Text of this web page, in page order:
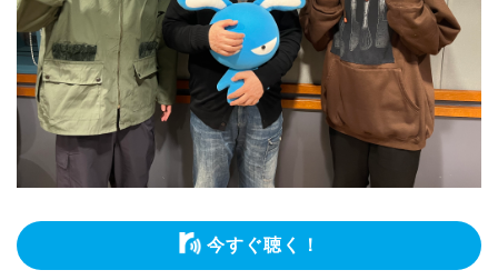
今すぐ聴く！